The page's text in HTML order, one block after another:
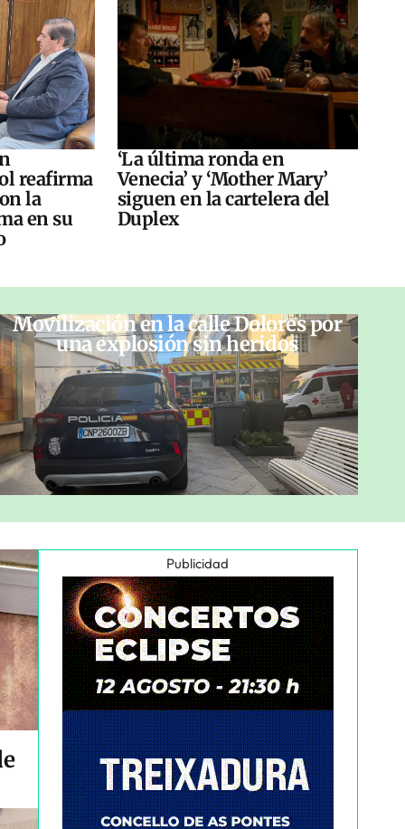
reafirma
la
en su
‘La última ronda en
Venecia’ y ‘Mother Mary’
siguen en la cartelera del
Duplex
Movilización en la calle Dolores por
una explosión sin heridos
Publicidad